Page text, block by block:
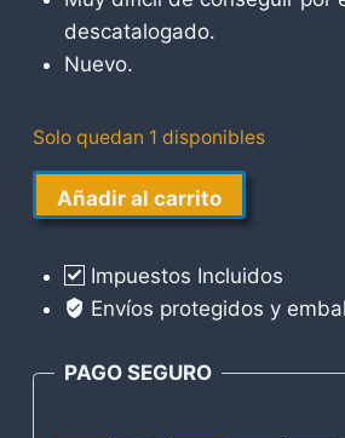
descatalogado.
Nuevo.
Solo quedan 1 disponibles
Sueños
Húmedos
Alfonso
Azpiri
Añadir al carrito
Impuestos Incluidos
Envíos protegidos y
PAGO SEGURO